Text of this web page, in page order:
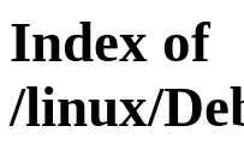
Index of
/linux/